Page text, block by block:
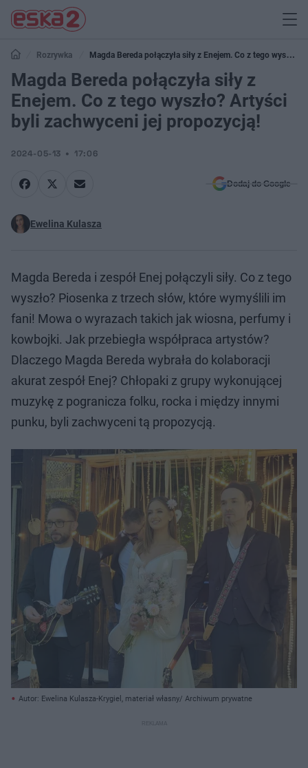
Rozrywka
Magda Bereda połączyła siły z Enejem. Co z tego wyszło?
Artyści byli zachwyceni jej propozycją!
Magda Bereda połączyła siły z
Enejem. Co z tego wyszło? Artyści
byli zachwyceni jej propozycją!
2024-05-13 17:06
Dodaj do Google
Ewelina Kulasza
Magda Bereda i zespół Enej połączyli siły. Co z tego
wyszło? Piosenka z trzech słów, które wymyślili im
fani! Mowa o wyrazach takich jak wiosna, perfumy i
kowbojki. Jak przebiegła współpraca artystów?
Dlaczego Magda Bereda wybrała do kolaboracji
akurat zespół Enej? Chłopaki z grupy wykonującej
muzykę z pogranicza folku, rocka i między innymi
punku, byli zachwyceni tą propozycją.
Autor: Ewelina Kulasza-Krygiel, materiał własny/ Archiwum prywatne